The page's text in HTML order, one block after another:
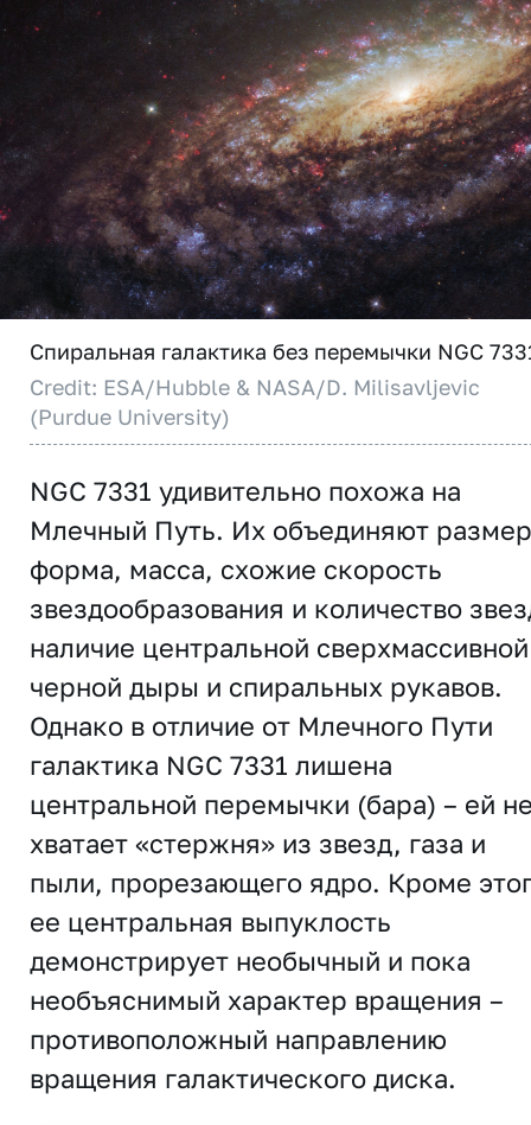
Спиральная галактика без перемычки NGC
Credit: ESA/Hubble & NASA/D. Milisavljevic
(Purdue University)
NGC 7331 удивительно похожа на
Млечный Путь. Их объединяют
форма, масса, схожие скорость
звездообразования и количество
наличие центральной сверхмассивной
черной дыры и спиральных рукавов.
Однако в отличие от Млечного Пути
галактика NGC 7331 лишена
центральной перемычки (бара) – ей
хватает «стержня» из звезд, газа и
пыли, прорезающего ядро. Кроме
ее центральная выпуклость
демонстрирует необычный и пока
необъяснимый характер вращения –
противоположный направлению
вращения галактического диска.